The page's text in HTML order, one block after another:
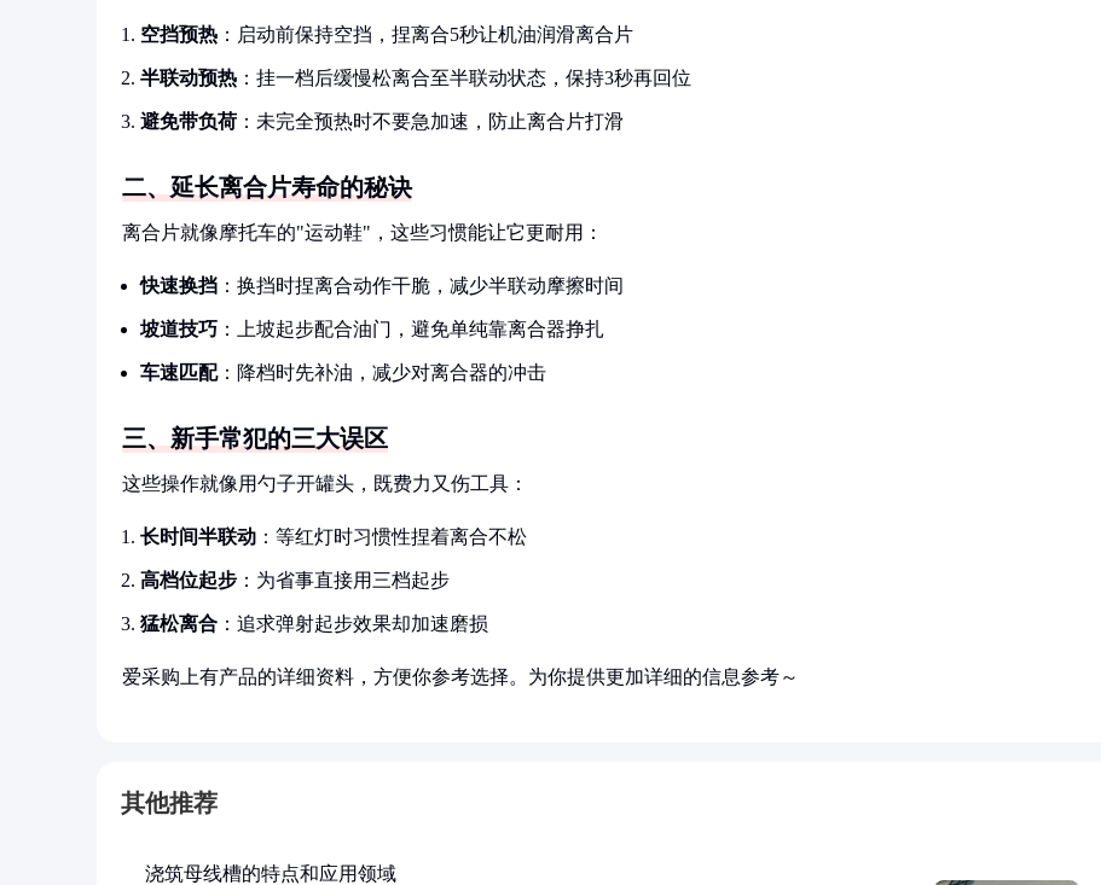
空挡预热 ：启动前保持空挡，捏离合5秒让机油润滑离合片
半联动预热 ：挂一档后缓慢松离合至半联动状态，保持3秒再回位
避免带负荷 ：未完全预热时不要急加速，防止离合片打滑
二、延长离合片寿命的秘诀
离合片就像摩托车的"运动鞋"，这些习惯能让它更耐用：
快速换挡 ：换挡时捏离合动作干脆，减少半联动摩擦时间
坡道技巧 ：上坡起步配合油门，避免单纯靠离合器挣扎
车速匹配：降档时先补油，减少对离合器的冲击
三、新手常犯的三大误区
这些操作就像用勺子开罐头，既费力又伤工具：
长时间半联动 ：等红灯时习惯性捏着离合不松
高档位起步 ：为省事直接用三档起步
猛松离合 ：追求弹射起步效果却加速磨损
爱采购上有产品的详细资料，方便你参考选择。为你提供更加详细的信息参考～
其他推荐
浇筑母线槽的特点和应用领域